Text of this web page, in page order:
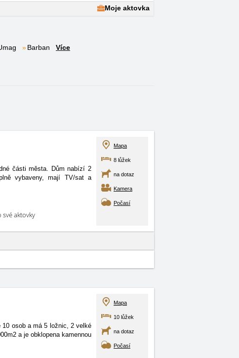
Moje aktovka
Barban
Více
části města. Dům nabízí 2
vybaveny, mají TV/sat a
aktovky
Mapa
8 lůžek
na dotaz
Kamera
Počasí
10 osob a má 5 ložnic, 2 velké
a je obklopena kamennou
Mapa
10 lůžek
na dotaz
Počasí